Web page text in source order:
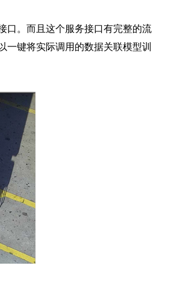
。而且这个服务接口有完整的流
一键将实际调用的数据关联模型训